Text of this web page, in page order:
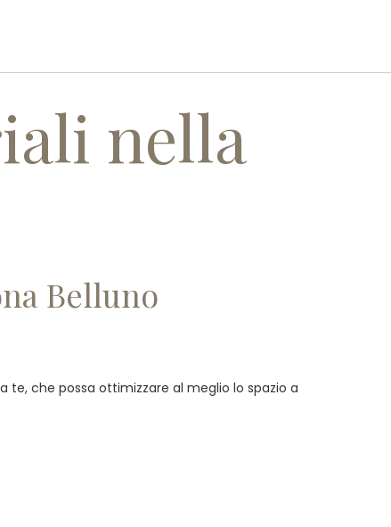
nella
Belluno
te, che possa ottimizzare al meglio lo spazio a